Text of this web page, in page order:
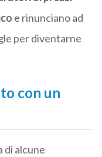
e rinunciano ad
per diventarne
con un
di alcune